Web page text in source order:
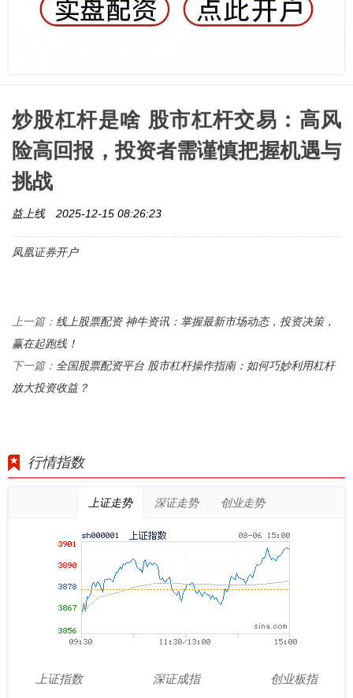
炒股杠杆是啥 股市杠杆交易：高风
险高回报，投资者需谨慎把握机遇与
挑战
益上线 2025-12-15 08:26:23
凤凰证券开户
上一篇： 线上股票配资 神牛资讯：掌握最新市场动态，投资决策，
赢在起跑线！
下一篇： 全国股票配资平台 股市杠杆操作指南：如何巧妙利用杠杆
放大投资收益？
行情指数
上证走势 深证走势 创业走势
上证指数
深证成指
创业板指